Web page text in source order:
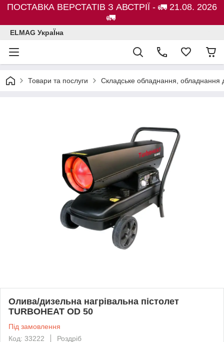
ПОСТАВКА ВЕРСТАТІВ З АВСТРІЇ - 🚛 21.08. 2026
🚛
ELMAG УкраЇна
Товари та послуги Складське обладнання, обладнання
Олива/дизельна нагрівальна пістолет
TURBOHEAT OD 50
Під замовлення
Код: 33222
Роздріб